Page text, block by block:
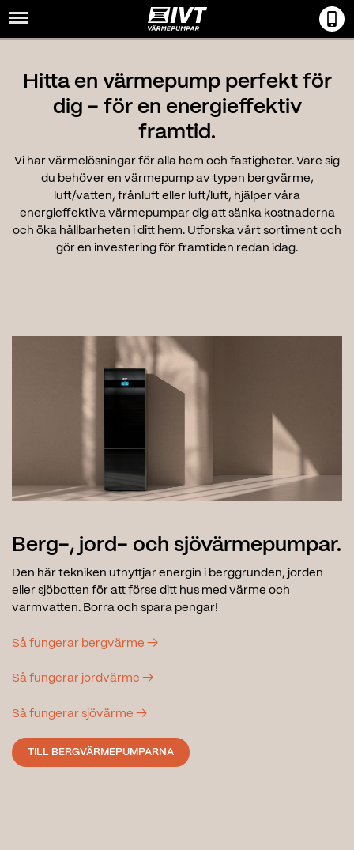
Hitta en värmepump perfekt för
dig - för en energieffektiv
framtid.
Vi har värmelösningar för alla hem och fastigheter. Vare sig
du behöver en värmepump av typen bergvärme,
luft/vatten, frånluft eller luft/luft, hjälper våra
energieffektiva värmepumpar dig att sänka kostnaderna
och öka hållbarheten i ditt hem. Utforska vårt sortiment och
gör en investering för framtiden redan idag.
Berg-, jord- och sjövärmepumpar.
Den här tekniken utnyttjar energin i berggrunden, jorden
eller sjöbotten för att förse ditt hus med värme och
varmvatten. Borra och spara pengar!
Så fungerar bergvärme →
Så fungerar jordvärme →
Så fungerar sjövärme →
TILL BERGVÄRMEPUMPARNA